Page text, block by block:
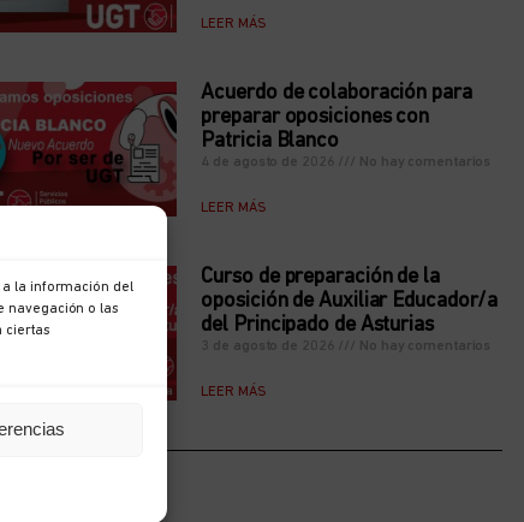
la información del
navegación o las
ciertas
LEER MÁS
Acuerdo de colaboración para
preparar oposiciones con
Patricia Blanco
4 de agosto de 2026 No hay comentarios
LEER MÁS
Curso de preparación de la
oposición de Auxiliar Educador/a
del Principado de Asturias
3 de agosto de 2026 No hay comentarios
LEER MÁS